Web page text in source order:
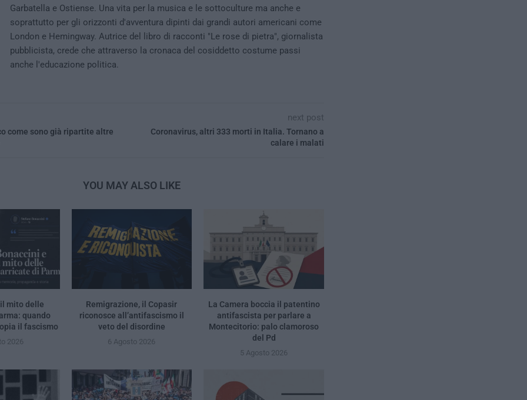
Garbatella e Ostiense. Una vita per la musica e le sottoculture ma anche e
soprattutto per gli orizzonti d'avventura dipinti dai grandi autori americani come
London e Hemingway. Autrice del libro di racconti "Le rose di pietra", giornalista
pubblicista, crede che attraverso la cronaca del cosiddetto costume passi
anche l'educazione politica.
come sono già ripartite altre
next post
Coronavirus, altri 333 morti in Italia. Tornano a
calare i malati
YOU MAY ALSO LIKE
mito delle
quando
il fascismo
2026
Remigrazione, il Copasir
riconosce all’antifascismo il
veto del disordine
6 Agosto 2026
La Camera boccia il patentino
antifascista per parlare a
Montecitorio: palo clamoroso
del Pd
5 Agosto 2026